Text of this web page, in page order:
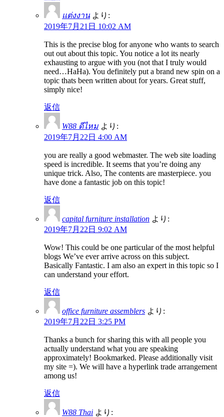
แต่งงาน より:
2019年7月21日 10:02 AM
This is the precise blog for anyone who wants to search
out out about this topic. You notice a lot its nearly
exhausting to argue with you (not that I truly would
need…HaHa). You definitely put a brand new spin on a
topic thats been written about for years. Great stuff,
simply nice!
返信
W88 ดีไหม より:
2019年7月22日 4:00 AM
you are really a good webmaster. The web site loading
speed is incredible. It seems that you’re doing any
unique trick. Also, The contents are masterpiece. you
have done a fantastic job on this topic!
返信
capital furniture installation より:
2019年7月22日 9:02 AM
Wow! This could be one particular of the most helpful
blogs We’ve ever arrive across on this subject.
Basically Fantastic. I am also an expert in this topic so I
can understand your effort.
返信
office furniture assemblers より:
2019年7月22日 3:25 PM
Thanks a bunch for sharing this with all people you
actually understand what you are speaking
approximately! Bookmarked. Please additionally visit
my site =). We will have a hyperlink trade arrangement
among us!
返信
W88 Thai より: